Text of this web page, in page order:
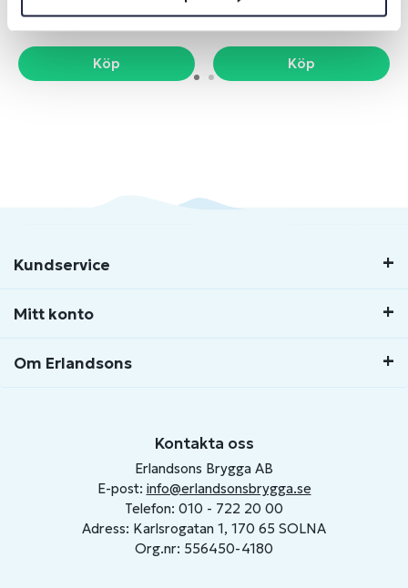
Köp Köp
Kundservice
Mitt konto
Om Erlandsons
Kontakta oss
Erlandsons Brygga AB
E-post: info@erlandsonsbrygga.se
Telefon: 010 - 722 20 00
Adress: Karlsrogatan 1, 170 65 SOLNA
Org.nr: 556450-4180